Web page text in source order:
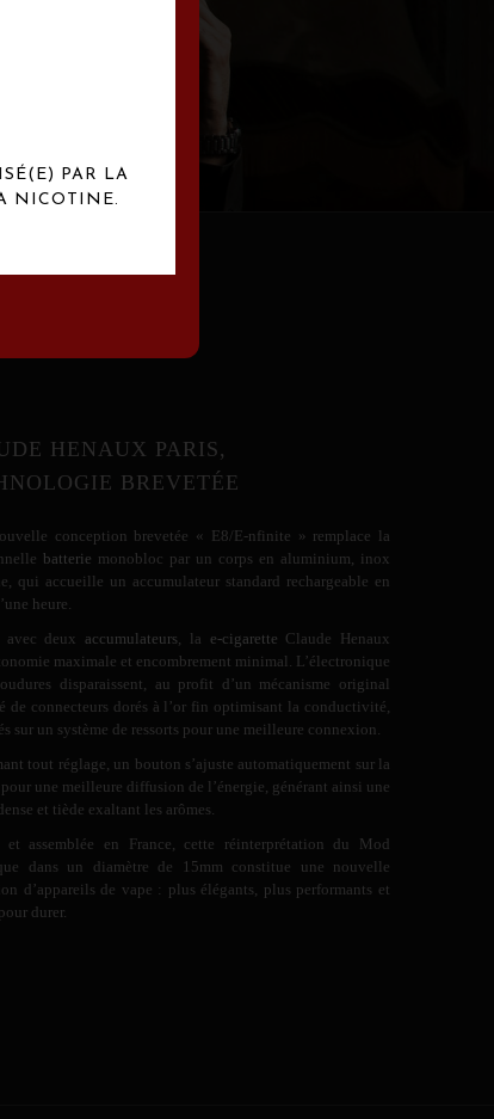
HENAUX PARIS,
BREVETÉE
conception brevetée « E8/E-nfinite » remplace la
batterie monobloc par un corps en aluminium, inox
qui accueille un accumulateur standard rechargeable en
heure.
avec deux accumulateurs , la e-cigarette Claude Henaux
maximale et encombrement minimal. L’électronique
disparaissent, au profit d’un mécanisme original
de connecteurs dorés à l’or fin optimisant la conductivité,
sur un système de ressorts pour une meilleure connexion.
tout réglage, un bouton s’ajuste automatiquement sur la
une meilleure diffusion de l’énergie, générant ainsi une
et tiède exaltant les arômes.
et assemblée en France, cette réinterprétation du Mod
dans un diamètre de 15mm constitue une nouvelle
d’appareils de vape : plus élégants, plus performants et
durer.
PAR LA
NICOTINE.